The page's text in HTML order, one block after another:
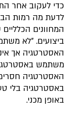
כדי לעקוב אחר
לדעת מה רמות
המחוונים
ביצועים. "לא
האסטרטגיה אך
משתמש
האסטרטגיה
באסטרטגיה בלי
באופן מכני.